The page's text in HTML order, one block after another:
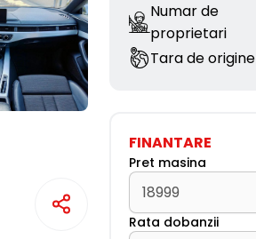
Numar de
proprietari
Tara de origine
FINANTARE
Pret masina
Rata dobanzii